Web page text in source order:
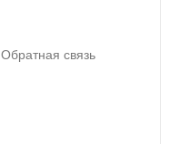
Обратная связь